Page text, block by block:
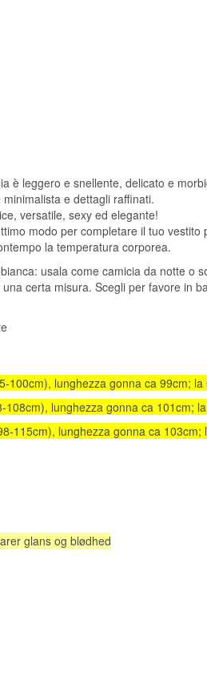
è leggero e snellente, delicato e
e dettagli raffinati.
versatile, sexy ed elegante!
modo per completare il tuo
la temperatura corporea.
usala come camicia da notte o
certa misura. Scegli per favore in
100cm), lunghezza gonna ca 99cm;
108cm), lunghezza gonna ca 101cm;
115cm), lunghezza gonna ca
glans og blødhed